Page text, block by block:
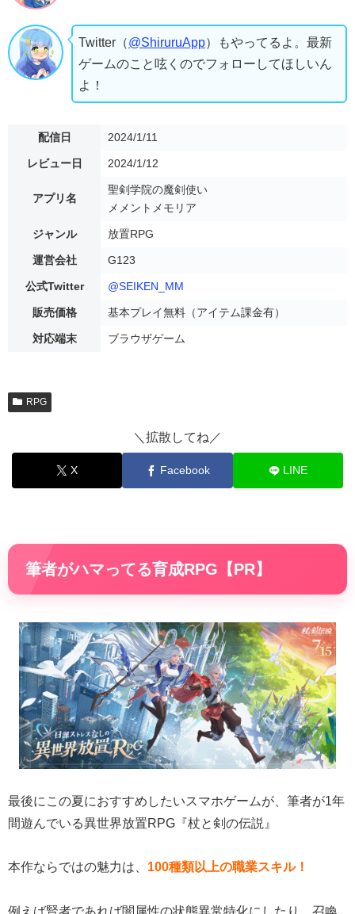
Twitter（@ShiruruApp）もやってるよ。最新
ゲームのこと呟くのでフォローしてほしいん
よ！
配信日 2024/1/11
レビュー日 2024/1/12
アプリ名
聖剣学院の魔剣使い
メメントメモリア
ジャンル 放置RPG
運営会社 G123
公式Twitter @SEIKEN_MM
販売価格 基本プレイ無料（アイテム課金有）
対応端末 ブラウザゲーム
RPG
＼拡散してね／
X Facebook LINE
筆者がハマってる育成RPG【PR】
最後にこの夏におすすめしたいスマホゲームが、筆者が1年
間遊んでいる異世界放置RPG『杖と剣の伝説』
本作ならではの魅力は、 100種類以上の職業スキル！
例えば賢者であれば闇属性の状態異常特化にしたり、召喚